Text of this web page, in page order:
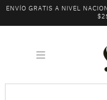
ENVÍO GRATIS A NIVEL